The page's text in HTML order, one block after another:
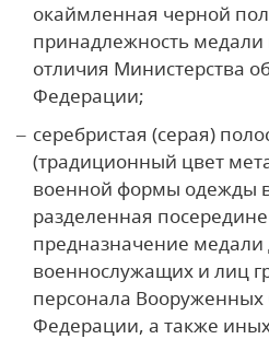
окаймленная черной
принадлежность медали
отличия Министерства
Федерации;
серебристая (серая)
(традиционный цвет
военной формы одежды
разделенная
предназначение медали
военнослужащих и лиц
персонала Вооруженных
Федерации, а также